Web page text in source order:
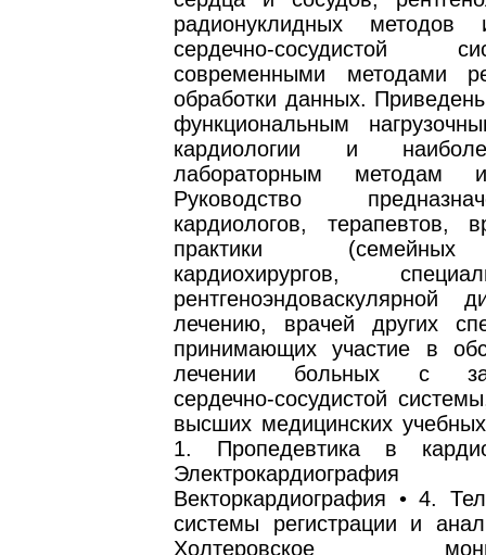
радионуклидных методов
сердечно-сосудистой
современными методами
обработки данных.
функциональным
кардиологии и
лабораторным методам
Руководство
кардиологов, терапевтов,
практики
кардиохирургов,
рентгеноэндоваскулярной
лечению, врачей других
принимающих участие в
лечении больных с
сердечно-сосудистой
высших медицинских
1. Пропедевтика в
Векторкардиография • 4.
системы регистрации и
Холтеровское